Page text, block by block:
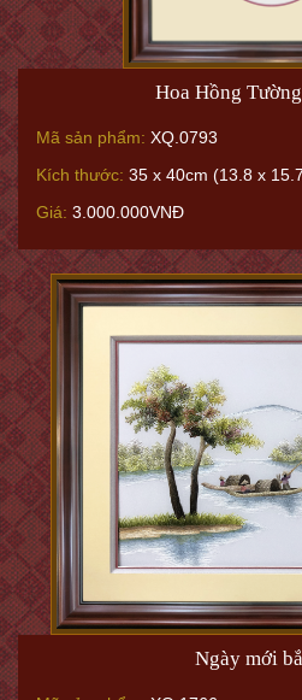
Mã sản phẩm:XQ.1766
Kích thước:40 x 50 cm
Giá:
6.000.000VNĐ
< 1 2 3 4